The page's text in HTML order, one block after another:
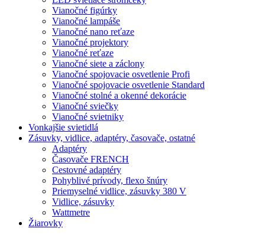
Vianočné figúrky
Vianočné lampáše
Vianočné nano reťaze
Vianočné projektory
Vianočné reťaze
Vianočné siete a záclony
Vianočné spojovacie osvetlenie Profi
Vianočné spojovacie osvetlenie Standard
Vianočné stolné a okenné dekorácie
Vianočné sviečky
Vianočné svietniky
Vonkajšie svietidlá
Zásuvky, vidlice, adaptéry, časovače, ostatné
Adaptéry
Časovače FRENCH
Cestovné adaptéry
Pohyblivé prívody, flexo šnúry
Priemyselné vidlice, zásuvky 380 V
Vidlice, zásuvky
Wattmetre
Žiarovky